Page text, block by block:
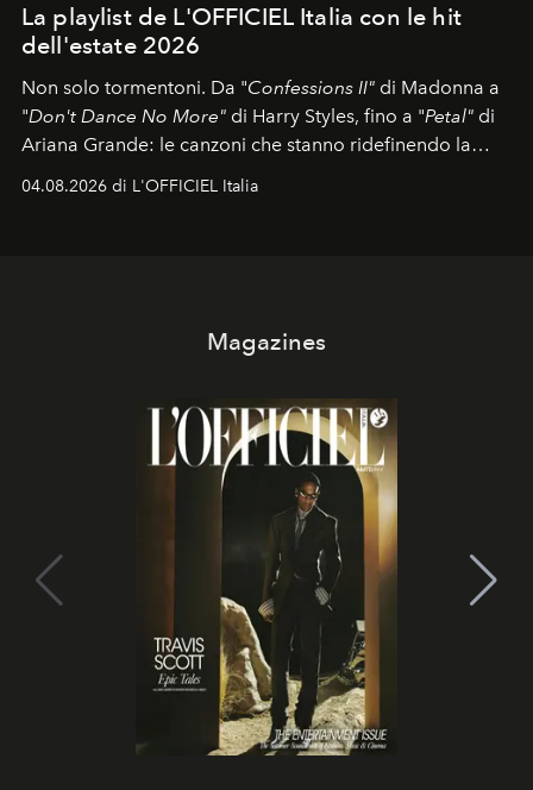
La playlist de L'OFFICIEL Italia con le hit
dell'estate 2026
Non solo tormentoni. Da "Confessions II" di Madonna a
"Don't Dance No More" di Harry Styles, fino a "Petal" di
Ariana Grande: le canzoni che stanno ridefinendo la
colonna sonora della stagione.
04.08.2026 di L'OFFICIEL Italia
Magazines